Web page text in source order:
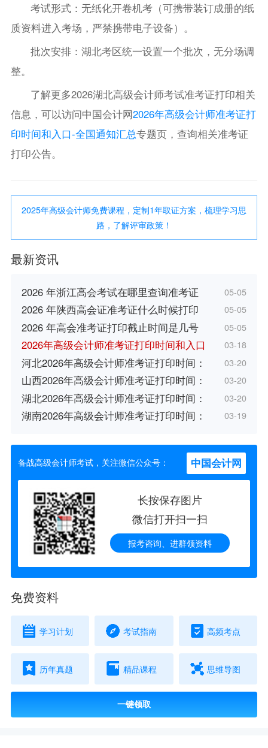
考试形式：无纸化开卷机考（可携带装订成册的纸
质资料进入考场，严禁携带电子设备）。
批次安排：湖北考区统一设置一个批次，无分场调
整。
了解更多2026湖北高级会计师考试准考证打印相关
信息，可以访问中国会计网2026年高级会计师准考证打
印时间和入口-全国通知汇总专题页，查询相关准考证
打印公告。
2025年高级会计师免费课程，定制1年取证方案，梳理学习思
路，了解评审政策！
最新资讯
2026 年浙江高会考试在哪里查询准考证 05-05
2026 年陕西高会证准考证什么时候打印 05-05
2026 年高会准考证打印截止时间是几号 05-05
2026年高级会计师准考证打印时间和入口 03-18
河北2026年高级会计师准考证打印时间： 03-20
山西2026年高级会计师准考证打印时间： 03-20
湖北2026年高级会计师准考证打印时间： 03-20
湖南2026年高级会计师准考证打印时间： 03-19
备战高级会计师考试，关注微信公众号： 中国会计网
长按保存图片
微信打开扫一扫
报考咨询、进群领资料
免费资料
学习计划 考试指南 高频考点
历年真题 精品课程 思维导图
一键领取